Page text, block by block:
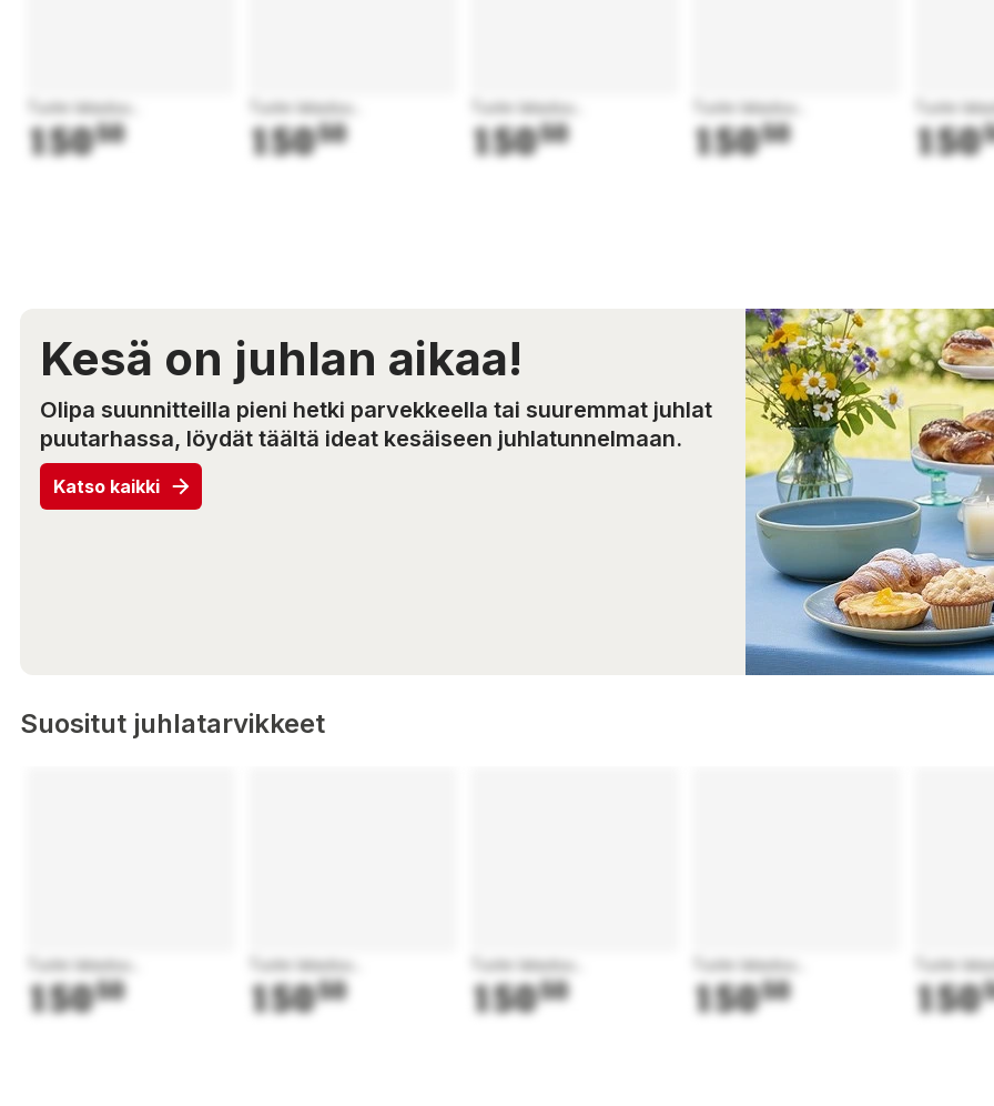
Tuote latautuu...
15050
Tuote latautuu...
15050
Tuote latautuu...
15050
Tuote latautuu...
15050
Tuote
150
Kesä on juhlan aikaa!
Olipa suunnitteilla pieni hetki parvekkeella tai suuremmat juhlat
puutarhassa, löydät täältä ideat kesäiseen juhlatunnelmaan.
Katso kaikki
Suositut juhlatarvikkeet
Tuote latautuu...
15050
Tuote latautuu...
15050
Tuote latautuu...
15050
Tuote latautuu...
15050
Tuote
150